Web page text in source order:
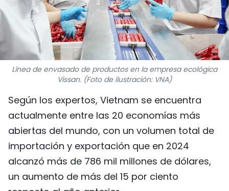
FOTOGRAFÍA
¿QUIÉNES SOMOS?
TIẾNG VIỆT
ENGLISH
中文
FRANÇAIS
РУССКИЙ
Línea de envasado de productos en la empresa ecológica
Vissan. (Foto de ilustración: VNA)
Según los expertos, Vietnam se encuentra
actualmente entre las 20 economías más
abiertas del mundo, con un volumen total de
importación y exportación que en 2024
alcanzó más de 786 mil millones de dólares,
un aumento de más del 15 por ciento